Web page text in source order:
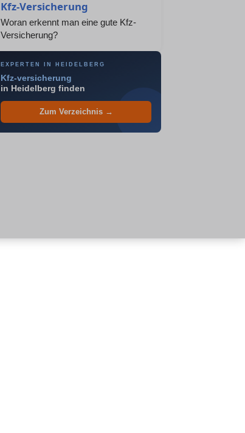
Kfz-Versicherung
Woran erkennt man eine gute Kfz-
Versicherung?
EXPERTEN IN HEIDELBERG
Kfz-versicherung
in Heidelberg finden
Zum Verzeichnis →